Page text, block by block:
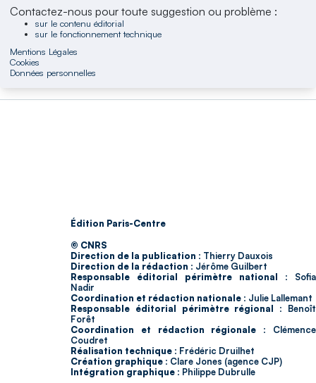
Contactez-nous pour toute suggestion ou problème :
sur le contenu éditorial
sur le fonctionnement technique
Mentions Légales
Cookies
Données personnelles
Édition Paris-Centre
© CNRS
Direction de la publication : Thierry Dauxois
Direction de la rédaction : Jérôme Guilbert
Responsable éditorial périmètre national : Sofia
Nadir
Coordination et rédaction nationale : Julie Lallemant
Responsable éditorial périmètre régional : Benoît
Forêt
Coordination et rédaction régionale : Clémence
Coudret
Réalisation technique : Frédéric Druilhet
Création graphique : Clare Jones (agence CJP)
Intégration graphique : Philippe Dubrulle